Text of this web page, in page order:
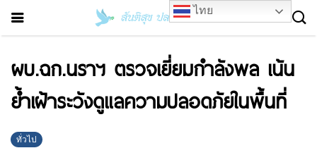
ผบ.ฉก.นราฯ ตรวจเยี่ยมกำลังพล เน้น
ย้ำเฝ้าระวังดูแลความปลอดภัยในพื้นที่
ทั่วไป
ไทย